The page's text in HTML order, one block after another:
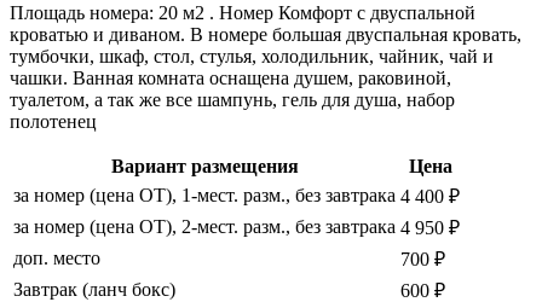
Площадь номера: 20 м2 . Номер Комфорт с двуспальной
кроватью и диваном. В номере большая двуспальная кровать,
тумбочки, шкаф, стол, стулья, холодильник, чайник, чай и
чашки. Ванная комната оснащена душем, раковиной,
туалетом, а так же все шампунь, гель для душа, набор
полотенец
Вариант размещения
Цена
за номер (цена ОТ), 1-мест. разм., без завтрака 4 400 ₽
за номер (цена ОТ), 2-мест. разм., без завтрака 4 950 ₽
доп. место
700 ₽
Завтрак (ланч бокс)
600 ₽